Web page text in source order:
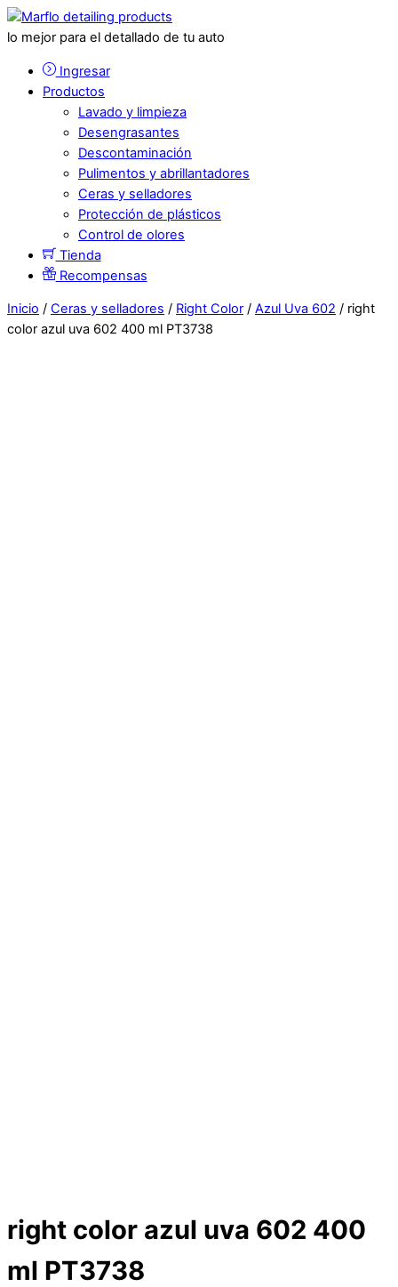
lo mejor para el detallado de tu auto
Ingresar
Productos
Lavado y limpieza
Desengrasantes
Descontaminación
Pulimentos y abrillantadores
Ceras y selladores
Protección de plásticos
Control de olores
Tienda
Recompensas
Inicio / Ceras y selladores / Right Color / Azul Uva 602 / right
color azul uva 602 400 ml PT3738
right color azul uva 602 400
ml PT3738